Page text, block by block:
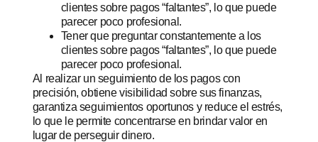
clientes sobre pagos “faltantes”, lo que puede
parecer poco profesional.
Tener que preguntar constantemente a los
clientes sobre pagos “faltantes”, lo que puede
parecer poco profesional.
Al realizar un seguimiento de los pagos con
precisión, obtiene visibilidad sobre sus finanzas,
garantiza seguimientos oportunos y reduce el estrés,
lo que le permite concentrarse en brindar valor en
lugar de perseguir dinero.